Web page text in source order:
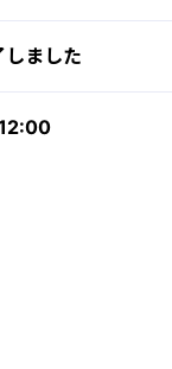
しました